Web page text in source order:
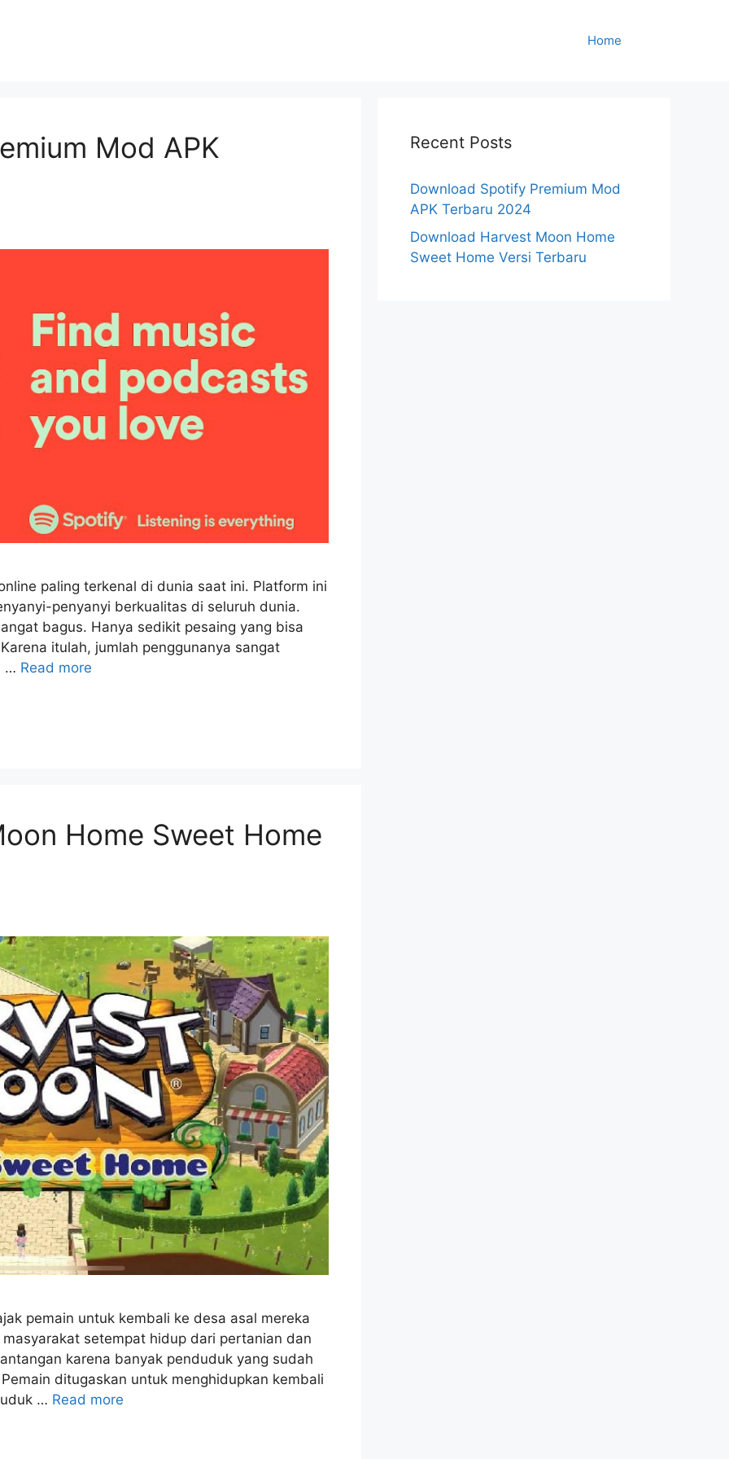
Home
Mod APK
paling terkenal di dunia saat ini. Platform ini
penyanyi berkualitas di seluruh dunia.
bagus. Hanya sedikit pesaing yang bisa
itulah, jumlah penggunanya sangat
… Read more
Home Sweet Home
pemain untuk kembali ke desa asal mereka
setempat hidup dari pertanian dan
karena banyak penduduk yang sudah
ditugaskan untuk menghidupkan kembali
… Read more
Recent Posts
Download Spotify Premium Mod
APK Terbaru 2024
Download Harvest Moon Home
Sweet Home Versi Terbaru